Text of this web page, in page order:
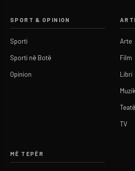
SPORT & OPINION
Sporti
Sporti në Botë
Opinion
Arte
Film
Libri
TV
MË TEPËR